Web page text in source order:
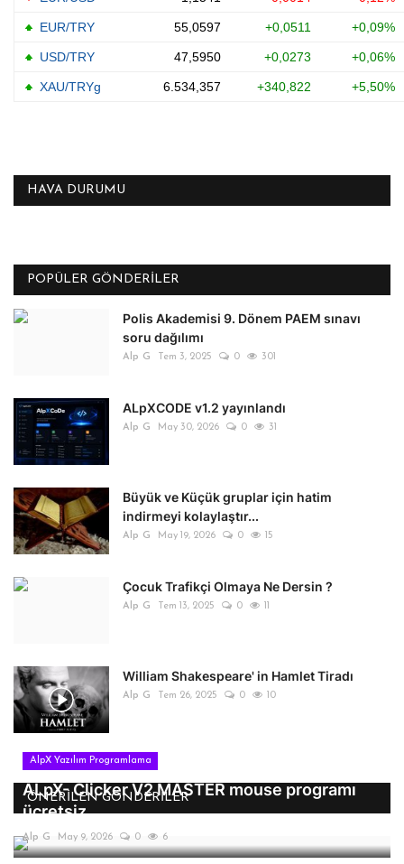
HAVA DURUMU
POPÜLER GÖNDERILER
Polis Akademisi 9. Dönem PAEM sınavı
soru dağılımı
Alp G Tem 3, 2025 0 301
ALpXCODE v1.2 yayınlandı
Alp G May 30, 2026 0 31
Büyük ve Küçük gruplar için hatim
indirmeyi kolaylaştır...
Alp G May 19, 2026 0 15
Çocuk Trafikçi Olmaya Ne Dersin ?
Alp G Tem 13, 2025 0
William Shakespeare' in Hamlet Tiradı
Alp G Tem 26, 2025 0 10
ÖNERILEN GÖNDERILER
AlpX Yazılım Programlama
ALpX- Clicker V2 MASTER mouse programı
ücretsiz
Alp G May 9, 2026 0 6